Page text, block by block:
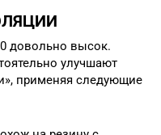
довольно высок.
улучшают
применяя следующие